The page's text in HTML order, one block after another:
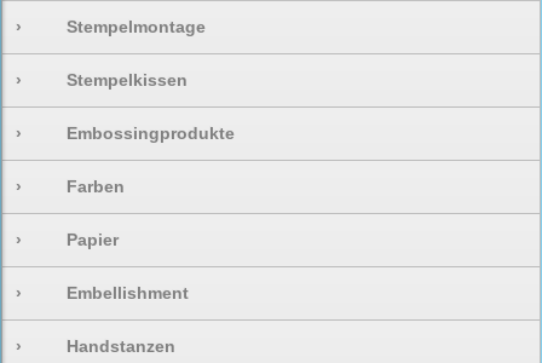
› Stempelmontage
› Stempelkissen
› Embossingprodukte
› Farben
› Papier
› Embellishment
› Handstanzen